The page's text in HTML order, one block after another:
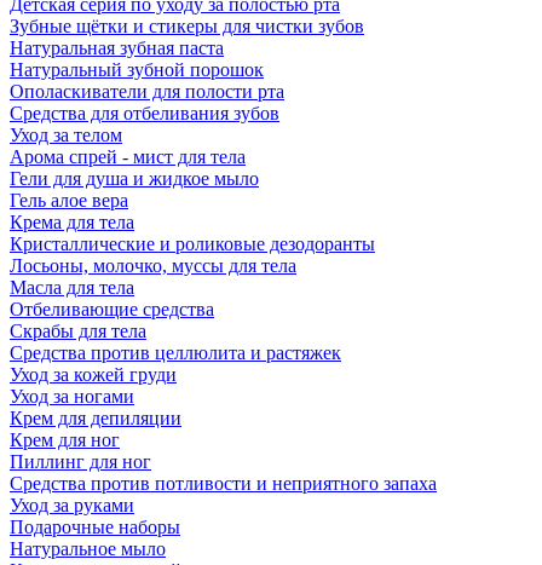
Детская серия по уходу за полостью рта
Зубные щётки и стикеры для чистки зубов
Натуральная зубная паста
Натуральный зубной порошок
Ополаскиватели для полости рта
Средства для отбеливания зубов
Уход за телом
Арома спрей - мист для тела
Гели для душа и жидкое мыло
Гель алое вера
Крема для тела
Кристаллические и роликовые дезодоранты
Лосьоны, молочко, муссы для тела
Масла для тела
Отбеливающие средства
Скрабы для тела
Средства против целлюлита и растяжек
Уход за кожей груди
Уход за ногами
Крем для депиляции
Крем для ног
Пиллинг для ног
Средства против потливости и неприятного запаха
Уход за руками
Подарочные наборы
Натуральное мыло